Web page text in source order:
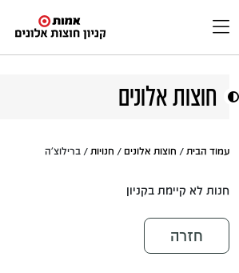
חוצות אלונים
עמוד הבית / חוצות אלונים / חנויות / ברילוצ'ה
חנות לא קיימת בקניון
חזרה